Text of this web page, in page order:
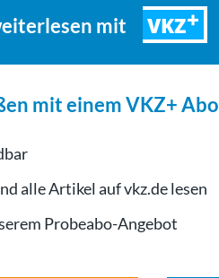
mit VKZ
mit einem VKZ+ Abo
alle Artikel auf vkz.de lesen
Probeabo-Angebot